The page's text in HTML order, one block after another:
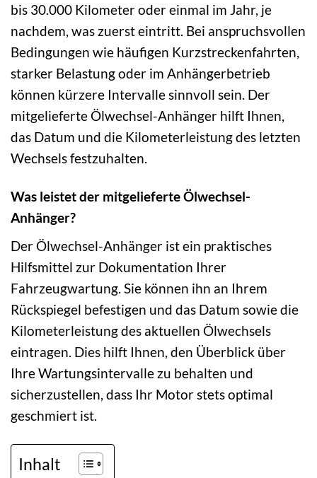
bis 30.000 Kilometer oder einmal im Jahr, je
nachdem, was zuerst eintritt. Bei anspruchsvollen
Bedingungen wie häufigen Kurzstreckenfahrten,
starker Belastung oder im Anhängerbetrieb
können kürzere Intervalle sinnvoll sein. Der
mitgelieferte Ölwechsel-Anhänger hilft Ihnen,
das Datum und die Kilometerleistung des letzten
Wechsels festzuhalten.
Was leistet der mitgelieferte Ölwechsel-
Anhänger?
Der Ölwechsel-Anhänger ist ein praktisches
Hilfsmittel zur Dokumentation Ihrer
Fahrzeugwartung. Sie können ihn an Ihrem
Rückspiegel befestigen und das Datum sowie die
Kilometerleistung des aktuellen Ölwechsels
eintragen. Dies hilft Ihnen, den Überblick über
Ihre Wartungsintervalle zu behalten und
sicherzustellen, dass Ihr Motor stets optimal
geschmiert ist.
Inhalt